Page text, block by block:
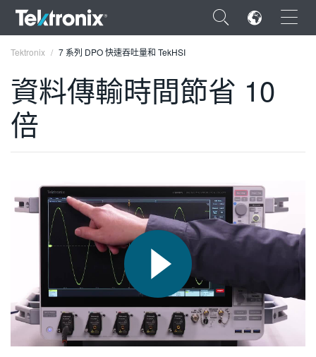
×
DEUTSCH
VIỆT NAM
简体中文
日本語
繁體中文
Tektronix 7 系列 DPO 快速吞吐量和 TekHSI
資料傳輸時間節省 10
倍